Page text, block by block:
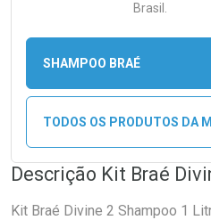
Brasil.
SHAMPOO BRAÉ
TODOS OS PRODUTOS DA
Descrição Kit Braé
Kit Braé Divine 2 Shampoo 1